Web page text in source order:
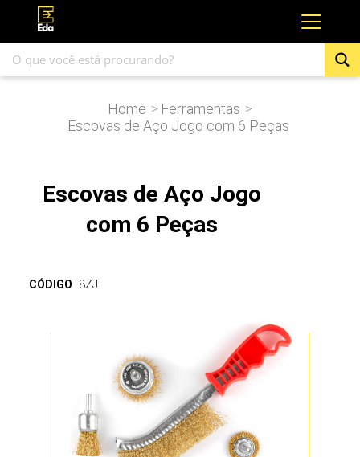
Home > Ferramentas >
Escovas de Aço Jogo com 6 Peças
Escovas de Aço Jogo
com 6 Peças
CÓDIGO 8ZJ